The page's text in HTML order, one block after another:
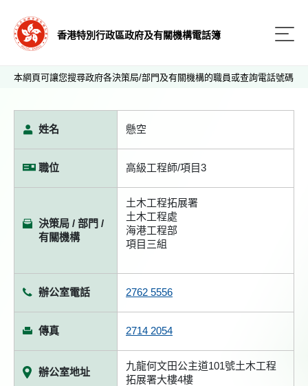
香港特別行政區政府及有關機構電話簿
本網頁可讓您搜尋政府各決策局/部門及有關機構的職員或查詢電話號碼
姓名 懸空
職位 高級工程師/項目3
決策局 / 部門 /
有關機構
土木工程拓展署
土木工程處
海港工程部
項目三組
辦公室電話 2762 5556
傳真 2714 2054
辦公室地址
九龍何文田公主道101號土木工程
拓展署大樓4樓